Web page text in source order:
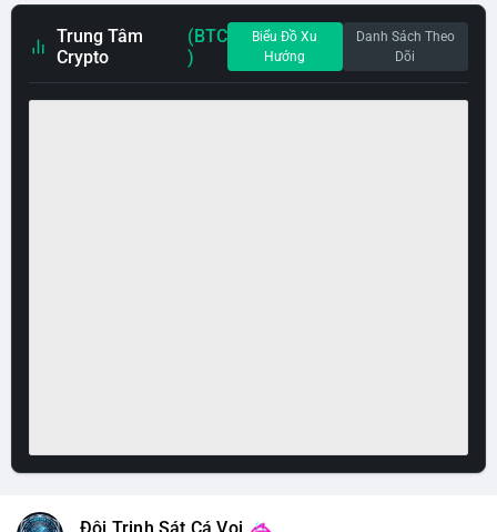
Trung Tâm
Crypto
(BTC
)
Biểu Đồ Xu
Hướng
Danh Sách Theo
Dõi